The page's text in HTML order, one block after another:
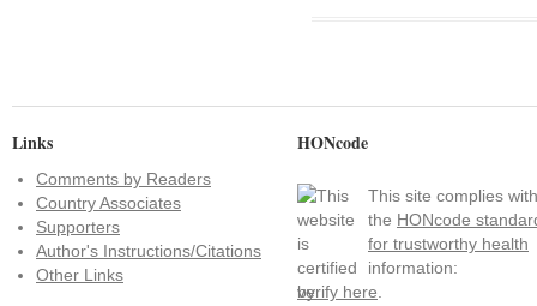
Links
Comments by Readers
Country Associates
Supporters
Author's Instructions/Citations
Other Links
HONcode
This site complies with
the HONcode
for trustworthy health
information:
verify here